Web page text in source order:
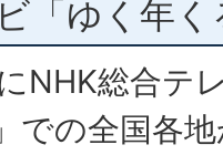
「ゆく年く
NHK総合テ
での全国各